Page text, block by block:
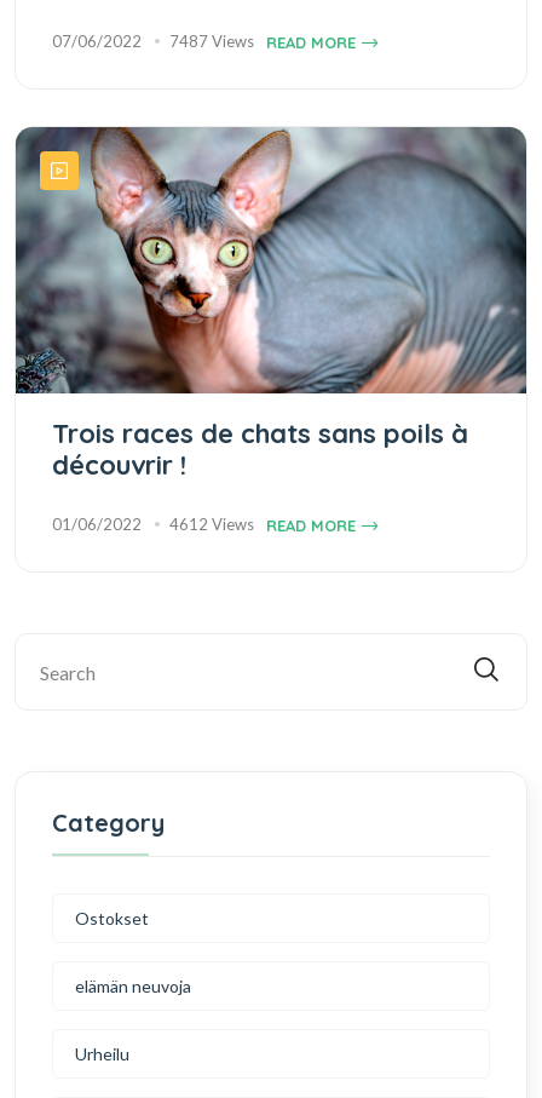
07/06/2022 7487 Views READ MORE
Trois races de chats sans poils à
découvrir !
01/06/2022 4612 Views READ MORE
Category
Ostokset
elämän neuvoja
Urheilu